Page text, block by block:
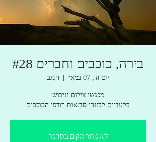
בירה, כוכבים וחברים #28
יום ה׳, 07 במאי הנגב
בלעדיים לבוגרי סדנאות רודפי הכוכבים
לא נותר מקום בסדנה